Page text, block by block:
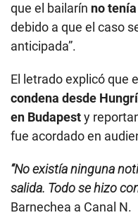
que el bailarín no
debido a que el caso
anticipada”.
El letrado explicó que
condena desde
en Budapesty
fue acordado en
“No existía ninguna
salida. Todo se hizo
Barnechea a Canal N.